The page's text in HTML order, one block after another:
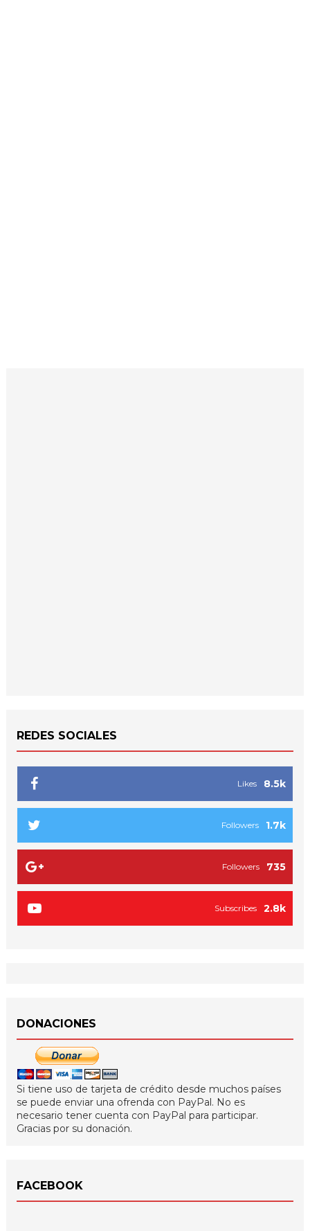
REDES SOCIALES
8.5k
Likes
1.7k
Followers
735
Followers
2.8k
Subscribes
DONACIONES
Si tiene uso de tarjeta de crédito desde muchos países
se puede enviar una ofrenda con PayPal. No es
necesario tener cuenta con PayPal para participar.
Gracias por su donación.
FACEBOOK